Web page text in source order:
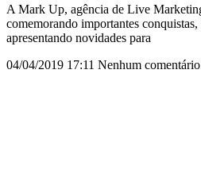
A Mark Up, agência de Live
comemorando importantes
apresentando novidades para
04/04/2019 17:11 Nenhum comentário